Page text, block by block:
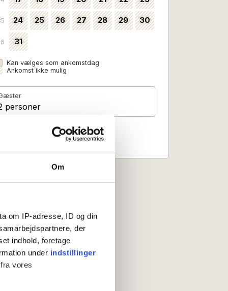
Om
om IP-adresse, ID og din
der
indhold, foretage
under indstillinger
vores
24 25 26 27 28 29 30
31
Kan vælges som ankomstdag
Ankomst ikke mulig
personer